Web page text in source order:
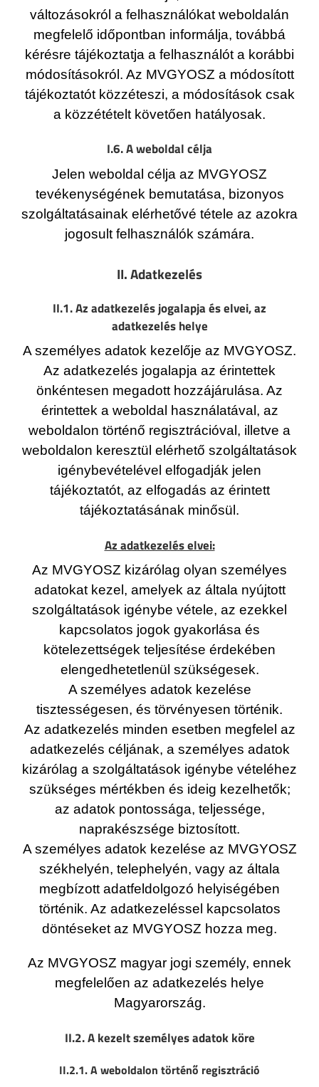
változásokról a felhasználókat weboldalán
megfelelő időpontban informálja, továbbá
kérésre tájékoztatja a felhasználót a korábbi
módosításokról. Az MVGYOSZ a módosított
tájékoztatót közzéteszi, a módosítások csak
a közzétételt követően hatályosak.
I.6. A weboldal célja
Jelen weboldal célja az MVGYOSZ
tevékenységének bemutatása, bizonyos
szolgáltatásainak elérhetővé tétele az azokra
jogosult felhasználók számára.
II. Adatkezelés
II.1. Az adatkezelés jogalapja és elvei, az
adatkezelés helye
A személyes adatok kezelője az MVGYOSZ.
Az adatkezelés jogalapja az érintettek
önkéntesen megadott hozzájárulása. Az
érintettek a weboldal használatával, az
weboldalon történő regisztrációval, illetve a
weboldalon keresztül elérhető szolgáltatások
igénybevételével elfogadják jelen
tájékoztatót, az elfogadás az érintett
tájékoztatásának minősül.
Az adatkezelés elvei:
Az MVGYOSZ kizárólag olyan személyes
adatokat kezel, amelyek az általa nyújtott
szolgáltatások igénybe vétele, az ezekkel
kapcsolatos jogok gyakorlása és
kötelezettségek teljesítése érdekében
elengedhetetlenül szükségesek.
A személyes adatok kezelése
tisztességesen, és törvényesen történik.
Az adatkezelés minden esetben megfelel az
adatkezelés céljának, a személyes adatok
kizárólag a szolgáltatások igénybe vételéhez
szükséges mértékben és ideig kezelhetők;
az adatok pontossága, teljessége,
naprakészsége biztosított.
A személyes adatok kezelése az MVGYOSZ
székhelyén, telephelyén, vagy az általa
megbízott adatfeldolgozó helyiségében
történik. Az adatkezeléssel kapcsolatos
döntéseket az MVGYOSZ hozza meg.
Az MVGYOSZ magyar jogi személy, ennek
megfelelően az adatkezelés helye
Magyarország.
II.2. A kezelt személyes adatok köre
II.2.1. A weboldalon történő regisztráció